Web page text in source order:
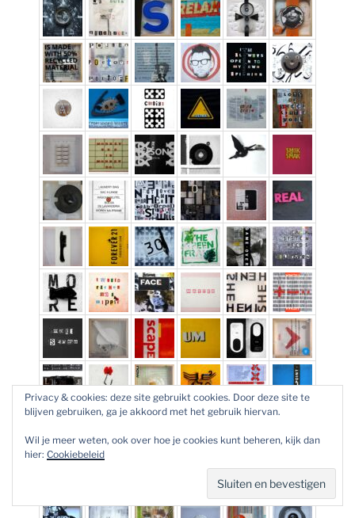
Privacy & cookies: deze site gebruikt cookies. Door deze site te
blijven gebruiken, ga je akkoord met het gebruik hiervan.
Wil je meer weten, ook over hoe je cookies kunt beheren, kijk dan
hier: Cookiebeleid